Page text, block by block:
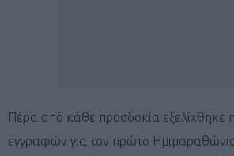
Πέρα από κάθε προσδοκία εξελίχθηκε
εγγραφών για τον πρώτο